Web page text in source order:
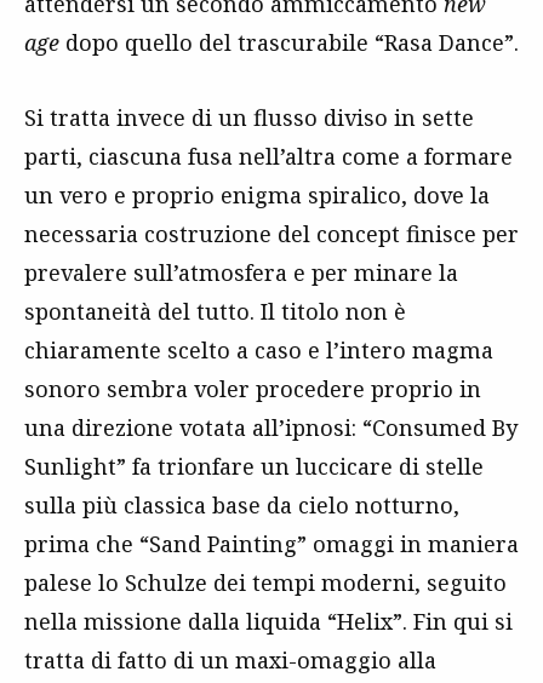
age dopo quello del trascurabile “Rasa Dance”.
Si tratta invece di un flusso diviso in sette
parti, ciascuna fusa nell’altra come a formare
un vero e proprio enigma spiralico, dove la
necessaria costruzione del concept finisce per
prevalere sull’atmosfera e per minare la
spontaneità del tutto. Il titolo non è
chiaramente scelto a caso e l’intero magma
sonoro sembra voler procedere proprio in
una direzione votata all’ipnosi: “Consumed By
Sunlight” fa trionfare un luccicare di stelle
sulla più classica base da cielo notturno,
prima che “Sand Painting” omaggi in maniera
palese lo Schulze dei tempi moderni, seguito
nella missione dalla liquida “Helix”. Fin qui si
tratta di fatto di un maxi-omaggio alla